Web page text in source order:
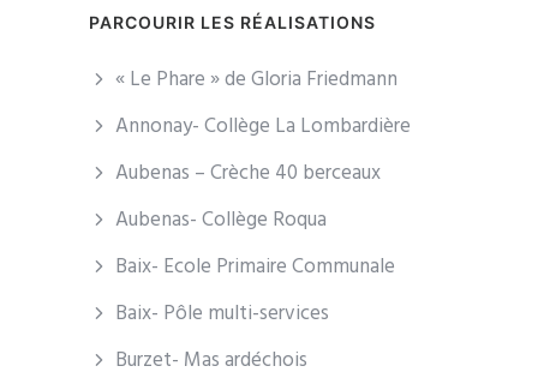
PARCOURIR LES RÉALISATIONS
« Le Phare » de Gloria Friedmann
Annonay- Collège La Lombardière
Aubenas – Crèche 40 berceaux
Aubenas- Collège Roqua
Baix- Ecole Primaire Communale
Baix- Pôle multi-services
Burzet- Mas ardéchois